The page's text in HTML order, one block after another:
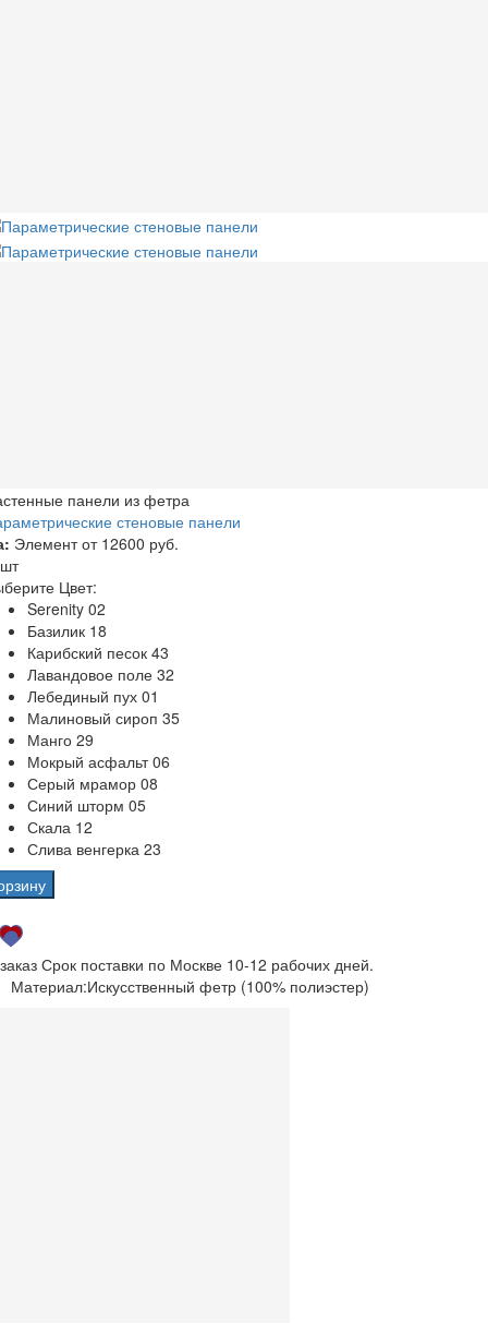
панели из фетра
стеновые панели
Элемент от 12600 руб.
Цвет:
Serenity 02
Базилик 18
Карибский песок 43
Лавандовое поле 32
Лебединый пух 01
Малиновый сироп 35
Манго 29
Мокрый асфальт 06
Серый мрамор 08
Синий шторм 05
Скала 12
Слива венгерка 23
Срок поставки по Москве 10-12 рабочих дней.
Материал:Искусственный фетр (100% полиэстер)